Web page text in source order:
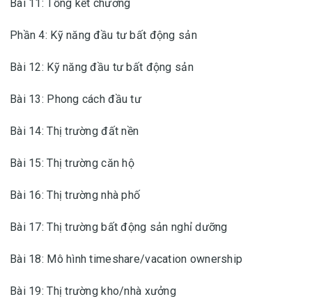
Bài 11: Tổng kết chương
Phần 4: Kỹ năng đầu tư bất động sản
Bài 12: Kỹ năng đầu tư bất động sản
Bài 13: Phong cách đầu tư
Bài 14: Thị trường đất nền
Bài 15: Thị trường căn hộ
Bài 16: Thị trường nhà phố
Bài 17: Thị trường bất động sản nghỉ dưỡng
Bài 18: Mô hình timeshare/vacation ownership
Bài 19: Thị trường kho/nhà xưởng